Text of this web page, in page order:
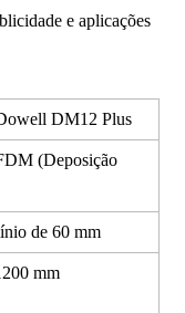
e aplicações
DM12 Plus
(Deposição
de 60 mm
mm